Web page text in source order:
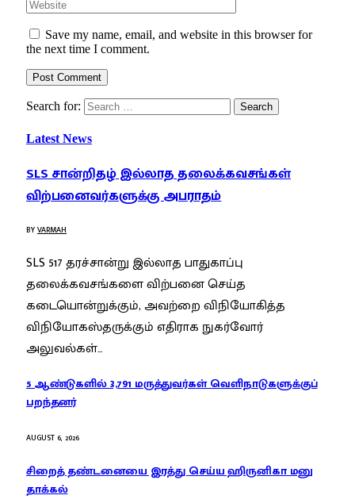
Save my name, email, and website in this browser for
the next time I comment.
Search for:
Latest News
SLS சான்றிதழ் இல்லாத தலைக்கவசங்கள்
விற்பனைவர்களுக்கு அபராதம்
BYVARMAH
SLS 517 தரச்சான்று இல்லாத பாதுகாப்பு
தலைக்கவசங்களை விற்பனை செய்த
கடையொன்றுக்கும், அவற்றை விநியோகித்த
விநியோகஸ்தருக்கும் எதிராக நுகர்வோர்
அலுவல்கள்…
5 ஆண்டுகளில் 3,791 மருத்துவர்கள் வெளிநாடுகளுக்குப்
பறந்தனர்
AUGUST 6, 2026
சிறைத் தண்டனையை இரத்து செய்ய ஹிருனிகா மனு
தாக்கல்